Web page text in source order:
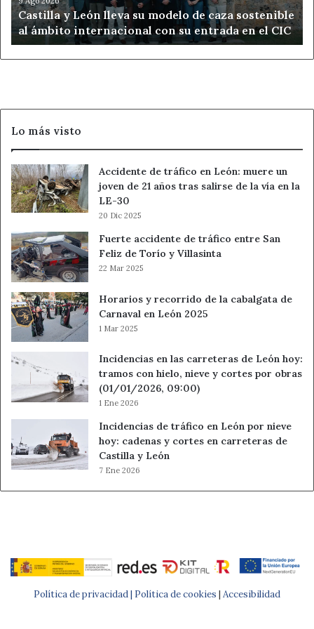
sostenible
al
ámbito
internacional
el
CIC
Castilla y León lleva su modelo de caza sostenible
al ámbito internacional con su entrada en el CIC
Lo más visto
Accidente de tráfico en León: muere un
joven de 21 años tras salirse de la vía en la
LE-30
20 Dic 2025
Fuerte accidente de tráfico entre San
Feliz de Torío y Villasinta
22 Mar 2025
Horarios y recorrido de la cabalgata de
Carnaval en León 2025
1 Mar 2025
Incidencias en las carreteras de León hoy:
tramos con hielo, nieve y cortes por obras
(01/01/2026, 09:00)
1 Ene 2026
Incidencias de tráfico en León por nieve
hoy: cadenas y cortes en carreteras de
Castilla y León
7 Ene 2026
Política de privacidad | Política de cookies | Accesibilidad